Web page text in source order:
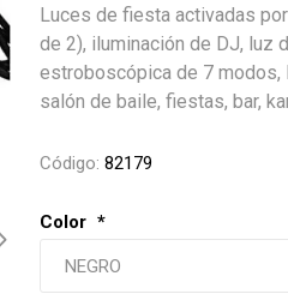
Luces de fiesta activadas
de 2), iluminación de DJ, luz
estroboscópica de 7 modos,
salón de baile, fiestas, bar,
Código: 82179
Color *